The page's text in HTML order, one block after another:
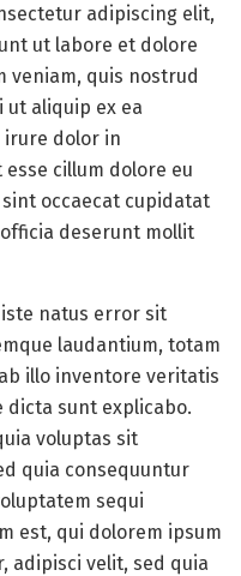
adipiscing elit,
ut labore et dolore
veniam, quis nostrud
aliquip ex ea
irure dolor in
cillum dolore eu
occaecat cupidatat
deserunt mollit
natus error sit
laudantium, totam
illo inventore veritatis
sunt explicabo.
voluptas sit
quia consequuntur
sequi
est, qui dolorem ipsum
adipisci velit, sed quia